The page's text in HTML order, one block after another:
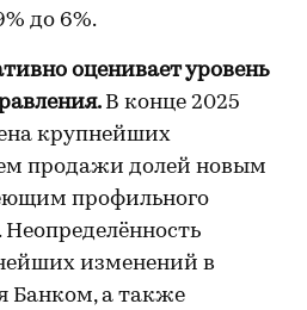
до 6%.
оценивает уровень
В конце 2025
крупнейших
продажи долей новым
профильного
изменений в
Банком, а также